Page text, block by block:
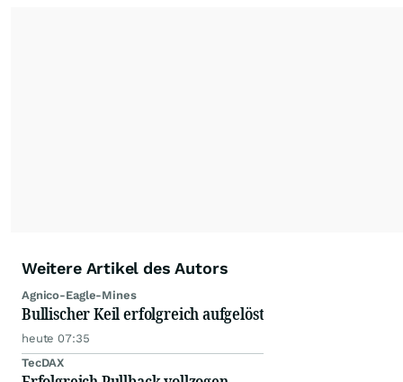
Weitere Artikel des Autors
Agnico-Eagle-Mines
Bullischer Keil erfolgreich aufgelöst
heute 07:35
TecDAX